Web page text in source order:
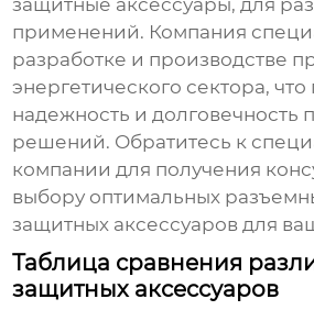
защитные аксессуары, для
применений. Компания
разработке и производстве
энергетического сектора, что
надежность и долговечность
решений. Обратитесь к
компании для получения
выбору оптимальных
защитных аксессуаров для
Таблица сравнения
защитных аксессуаров